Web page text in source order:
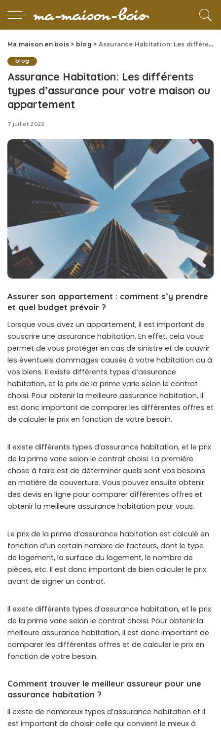
Ma maison en bois > blog > Assurance Habitation: Les différents types d’assurance pour votre maison ou appartement
blog
Assurance Habitation: Les différents
types d’assurance pour votre maison ou
appartement
7 juillet 2022
Assurer son appartement : comment s’y prendre
et quel budget prévoir ?
Lorsque vous avez un appartement, il est important de
souscrire une assurance habitation. En effet, cela vous
permet de vous protéger en cas de sinistre et de couvrir
les éventuels dommages causés à votre habitation ou à
vos biens. Il existe différents types d’assurance
habitation, et le prix de la prime varie selon le contrat
choisi. Pour obtenir la meilleure assurance habitation, il
est donc important de comparer les différentes offres et
de calculer le prix en fonction de votre besoin.
Il existe différents types d’assurance habitation, et le prix
de la prime varie selon le contrat choisi. La première
chose à faire est de déterminer quels sont vos besoins
en matière de couverture. Vous pouvez ensuite obtenir
des devis en ligne pour comparer différentes offres et
obtenir la meilleure assurance habitation pour vous.
Le prix de la prime d’assurance habitation est calculé en
fonction d’un certain nombre de facteurs, dont le type
de logement, la surface du logement, le nombre de
pièces, etc. Il est donc important de bien calculer le prix
avant de signer un contrat.
Il existe différents types d’assurance habitation, et le prix
de la prime varie selon le contrat choisi. Pour obtenir la
meilleure assurance habitation, il est donc important de
comparer les différentes offres et de calculer le prix en
fonction de votre besoin.
Comment trouver le meilleur assureur pour une
assurance habitation ?
Il existe de nombreux types d’assurance habitation et il
est important de choisir celle qui convient le mieux à